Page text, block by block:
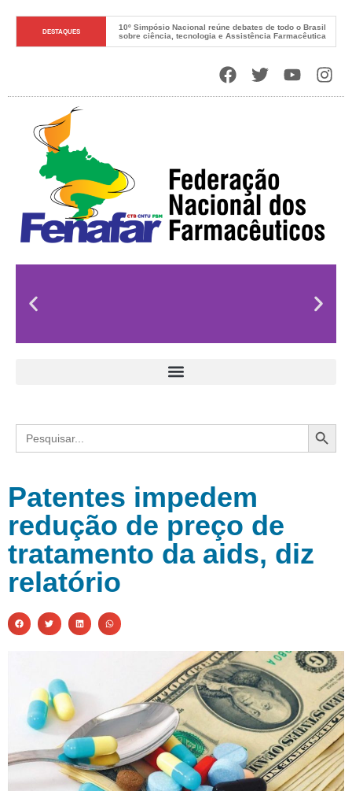
DESTAQUES
10º Simpósio Nacional reúne debates de todo o Brasil
sobre ciência, tecnologia e Assistência Farmacêutica
Search
for:
Patentes impedem
redução de preço de
tratamento da aids, diz
relatório